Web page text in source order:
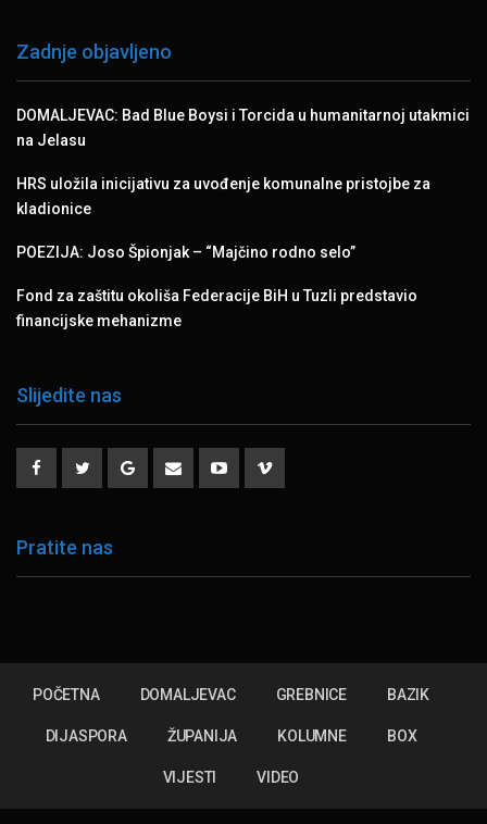
Zadnje objavljeno
DOMALJEVAC: Bad Blue Boysi i Torcida u humanitarnoj utakmici
na Jelasu
HRS uložila inicijativu za uvođenje komunalne pristojbe za
kladionice
POEZIJA: Joso Špionjak – “Majčino rodno selo”
Fond za zaštitu okoliša Federacije BiH u Tuzli predstavio
financijske mehanizme
Slijedite nas
Pratite nas
POČETNA DOMALJEVAC GREBNICE BAZIK
DIJASPORA ŽUPANIJA KOLUMNE BOX
VIJESTI VIDEO